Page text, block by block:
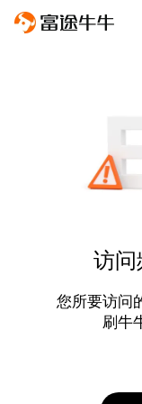
访问
您所要访问
刷牛